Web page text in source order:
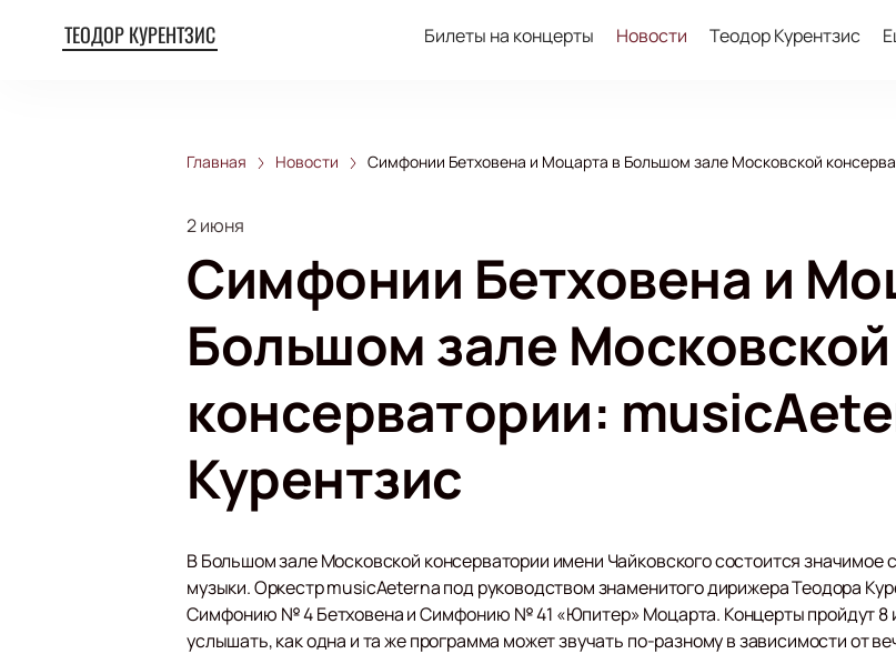
ТЕОДОР КУРЕНТЗИС Билеты на концерты Новости Теодор Курентзис
Главная Новости Симфонии Бетховена и Моцарта в Большом зале Московской
2 июня
Симфонии Бетховена и
Большом зале Московской
консерватории:
Курентзис
В Большом зале Московской консерватории имени Чайковского состоится значимое
музыки. Оркестр musicAeterna под руководством знаменитого дирижера Теодора
Симфонию № 4 Бетховена и Симфонию № 41 «Юпитер» Моцарта. Концерты пройдут 8
услышать, как одна и та же программа может звучать по-разному в зависимости от